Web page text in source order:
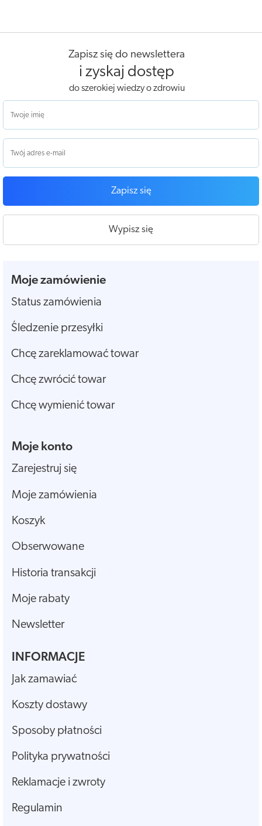
Zapisz się do newslettera
i zyskaj dostęp
do szerokiej wiedzy o zdrowiu
Zapisz się
Wypisz się
Moje zamówienie
Status zamówienia
Śledzenie przesyłki
Chcę zareklamować towar
Chcę zwrócić towar
Chcę wymienić towar
Moje konto
Zarejestruj się
Moje zamówienia
Koszyk
Obserwowane
Historia transakcji
Moje rabaty
Newsletter
INFORMACJE
Jak zamawiać
Koszty dostawy
Sposoby płatności
Polityka prywatności
Reklamacje i zwroty
Regulamin